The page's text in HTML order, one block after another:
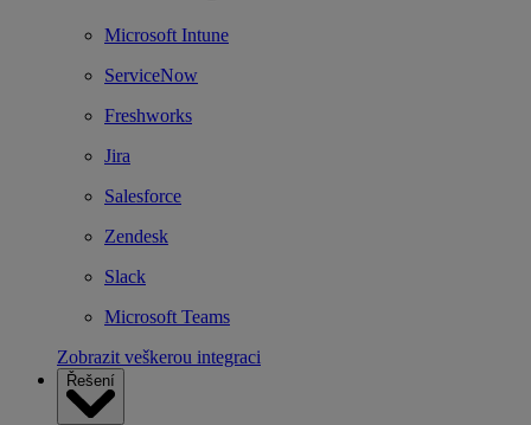
Microsoft Intune
ServiceNow
Freshworks
Jira
Salesforce
Zendesk
Slack
Microsoft Teams
Zobrazit veškerou integraci
Řešení